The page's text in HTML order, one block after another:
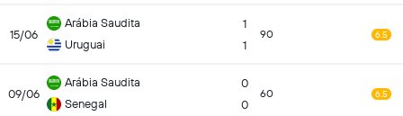
15/06
Arábia Saudita
Uruguai
1
1
90 6.5
09/06
Arábia Saudita
Senegal
0
0
60 6.5